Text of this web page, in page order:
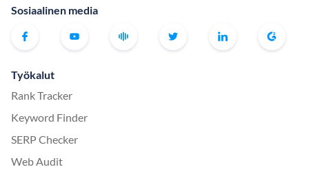
Sosiaalinen media
Työkalut
Rank Tracker
Keyword Finder
SERP Checker
Web Audit